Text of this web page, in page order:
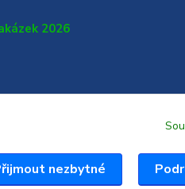
2026
nezbytné